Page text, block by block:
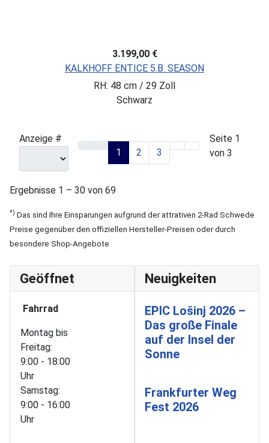
3.199,00 €
KALKHOFF ENTICE 5.B. SEASON
RH: 48 cm / 29 Zoll
Schwarz
Anzeige #
1
2 3
Seite 1
von 3
Ergebnisse 1 – 30 von 69
*) Das sind Ihre Einsparungen aufgrund der attrativen 2-Rad Schwede
Preise gegenüber den offiziellen Hersteller-Preisen oder durch
besondere Shop-Angebote
Geöffnet
Fahrrad
Montag bis
Freitag:
9:00 - 18:00
Uhr
Samstag:
9:00 - 16:00
Uhr
Neuigkeiten
EPIC Lošinj 2026 –
Das große Finale
auf der Insel der
Sonne
Frankfurter Weg
Fest 2026